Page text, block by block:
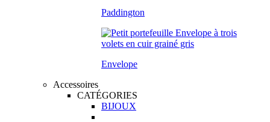
Paddington
Envelope
Accessoires
CATÉGORIES
BIJOUX